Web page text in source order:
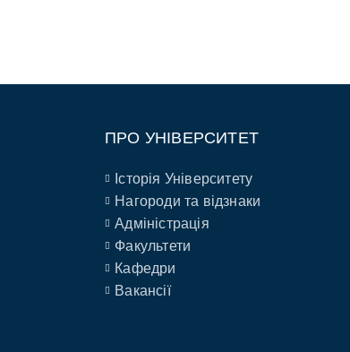
ПРО УНІВЕРСИТЕТ
Історія Університету
Нагороди та відзнаки
Адміністрація
Факультети
Кафедри
Вакансії